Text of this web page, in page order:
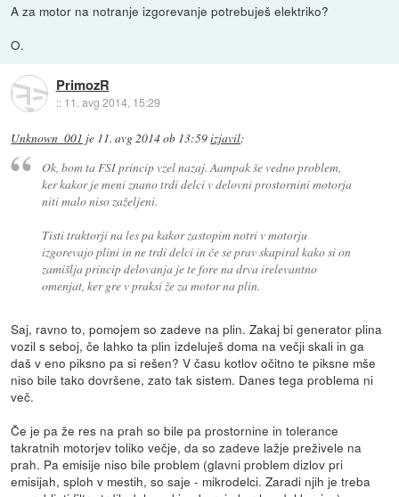
A za motor na notranje izgorevanje potrebuješ elektriko?
O.
PrimozR
:: 11. avg 2014, 15:29
Unknown_001 je 11. avg 2014 ob 13:59izjavil:
Ok, bom ta FSI princip vzel nazaj. Aampak še vedno problem,
ker kakor je meni znano trdi delci v delovni prostornini motorja
niti malo niso zaželjeni.
Tisti traktorji na les pa kakor zastopim notri v motorju
izgorevajo plini in ne trdi delci in če se prav skapiral kako si on
zamišlja princip delovanja je te fore na drva irelevantno
omenjat, ker gre v praksi že za motor na plin.
Saj, ravno to, pomojem so zadeve na plin. Zakaj bi generator plina
vozil s seboj, če lahko ta plin izdeluješ doma na večji skali in ga
daš v eno piksno pa si rešen? V času kotlov očitno te piksne mše
niso bile tako dovršene, zato tak sistem. Danes tega problema ni
več.
Če je pa že res na prah so bile pa prostornine in tolerance
takratnih motorjev toliko večje, da so zadeve lažje preživele na
prah. Pa emisije niso bile problem (glavni problem dizlov pri
emisijah, sploh v mestih, so saje - mikrodelci. Zaradi njih je treba